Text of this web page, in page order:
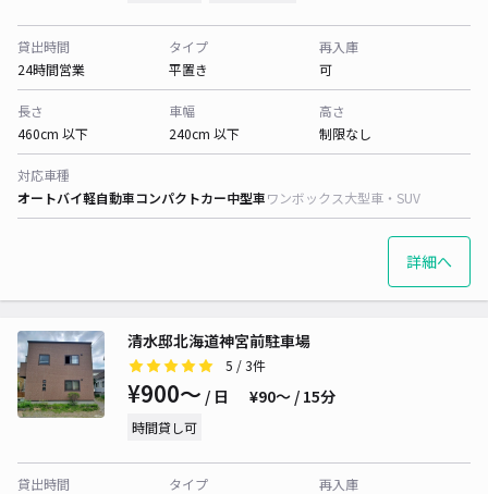
貸出時間
24時間営業
タイプ
平置き
再入庫
可
長さ
460cm 以下
車幅
240cm 以下
高さ
制限なし
対応車種
オートバイ軽自動車コンパクトカー中型車ワンボックス大型車・SUV
詳細へ
清水邸北海道神宮前駐車場
5 / 3件
¥900〜 / 日 ¥90〜 / 15分
時間貸し可
貸出時間
タイプ
再入庫